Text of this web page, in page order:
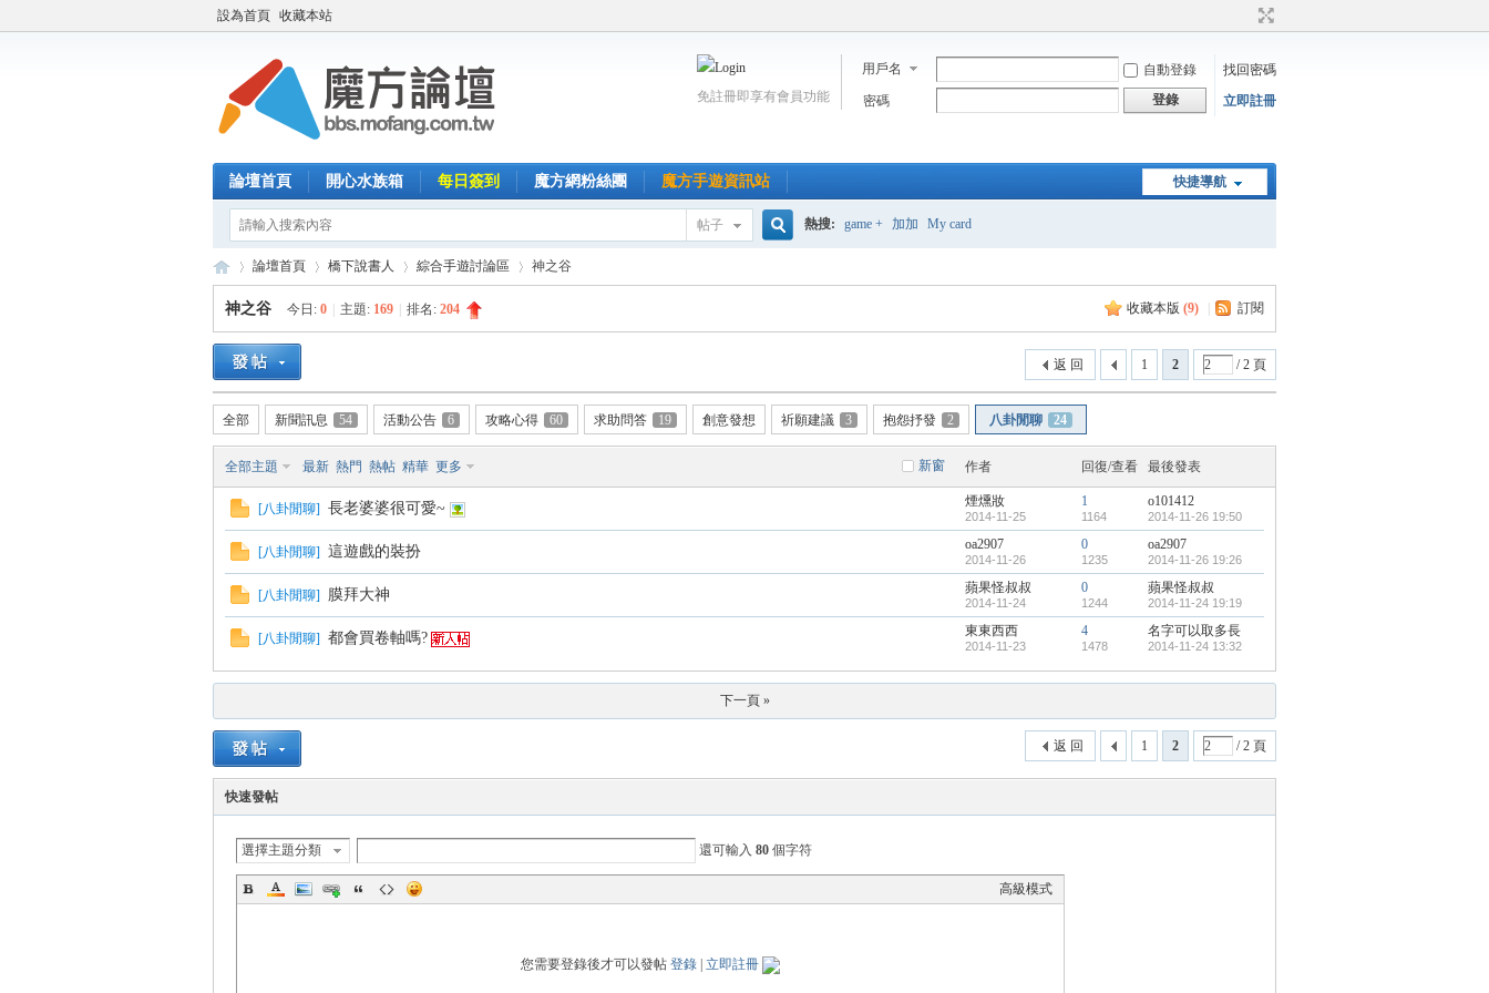
設為首頁 收藏本站
用戶名 自動登錄
找回密碼
密碼
登錄 立即註冊
免註冊即享有會員功能
快捷導航
論壇首頁 開心水族箱 每日簽到 魔方網粉絲團 魔方手遊資訊站
帖子 熱搜: game + 加加 My card
»
論壇首頁 橋下說書人 綜合手遊討論區 神之谷
收藏本版 (9) 訂閱
神之谷 今日: 0 主題: 169 排名: 204
1 2 / 2 頁
返 回
全部 新聞訊息 54 活動公告 6 攻略心得 60 求助問答 19 創意發想 祈願建議 3 抱怨抒發 2 八卦閒聊 24
新窗
全部主題 最新 熱門 熱帖 精華 更多 作者 回復/查看 最後發表
[八卦閒聊] 長老婆婆很可愛~ 煙燻妝
2014-11-25
1
1164
o101412
2014-11-26 19:50
[八卦閒聊] 這遊戲的裝扮 oa2907
2014-11-26
0
1235
oa2907
2014-11-26 19:26
[八卦閒聊] 膜拜大神 蘋果怪叔叔
2014-11-24
0
1244
蘋果怪叔叔
2014-11-24 19:19
[八卦閒聊] 都會買卷軸嗎? 東東西西
2014-11-23
4
1478
名字可以取多長
2014-11-24 13:32
下一頁 »
1 2 / 2 頁
返 回
快速發帖
選擇主題分類 還可輸入 80 個字符
高級模式
您需要登錄後才可以發帖 登錄 立即註冊